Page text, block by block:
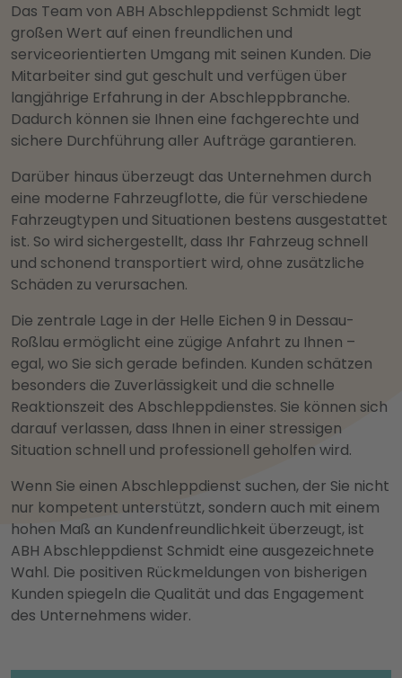
Das Team von ABH Abschleppdienst Schmidt legt
großen Wert auf einen freundlichen und
serviceorientierten Umgang mit seinen Kunden. Die
Mitarbeiter sind gut geschult und verfügen über
langjährige Erfahrung in der Abschleppbranche.
Dadurch können sie Ihnen eine fachgerechte und
sichere Durchführung aller Aufträge garantieren.
Darüber hinaus überzeugt das Unternehmen durch
eine moderne Fahrzeugflotte, die für verschiedene
Fahrzeugtypen und Situationen bestens ausgestattet
ist. So wird sichergestellt, dass Ihr Fahrzeug schnell
und schonend transportiert wird, ohne zusätzliche
Schäden zu verursachen.
Die zentrale Lage in der Helle Eichen 9 in Dessau-
Roßlau ermöglicht eine zügige Anfahrt zu Ihnen –
egal, wo Sie sich gerade befinden. Kunden schätzen
besonders die Zuverlässigkeit und die schnelle
Reaktionszeit des Abschleppdienstes. Sie können sich
darauf verlassen, dass Ihnen in einer stressigen
Situation schnell und professionell geholfen wird.
Wenn Sie einen Abschleppdienst suchen, der Sie nicht
nur kompetent unterstützt, sondern auch mit einem
hohen Maß an Kundenfreundlichkeit überzeugt, ist
ABH Abschleppdienst Schmidt eine ausgezeichnete
Wahl. Die positiven Rückmeldungen von bisherigen
Kunden spiegeln die Qualität und das Engagement
des Unternehmens wider.